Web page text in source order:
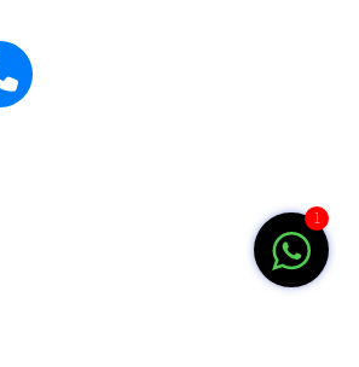
Senin-Jumat: 07.00-15.00 WIB
1